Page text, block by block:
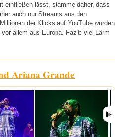
einfließen lässt, stamme daher, dass
auch nur Streams aus den
der Klicks auf YouTube würden
allem aus Europa. Fazit: viel Lärm
Ariana Grande